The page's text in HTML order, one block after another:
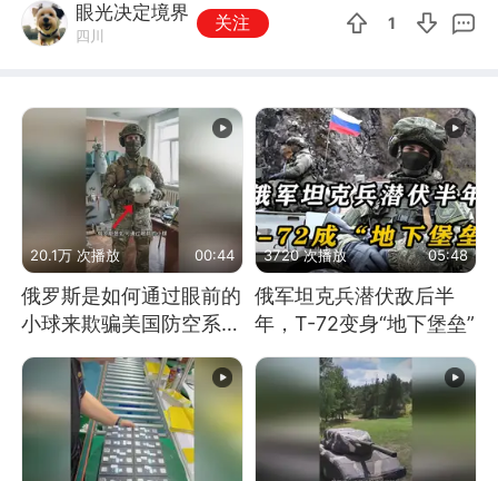
眼光决定境界
四川
关注 1
20.1万 次播放 00:44
俄罗斯是如何通过眼前的
小球来欺骗美国防空系统
3720 次播放 05:48
俄军坦克兵潜伏敌后半
年，T-72变身“地下堡垒”